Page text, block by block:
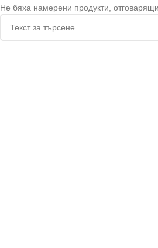
Не бяха намерени продукти,